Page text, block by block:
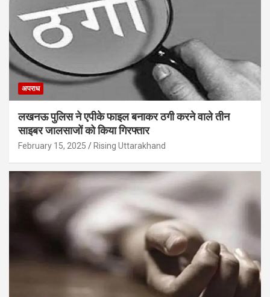
अपराध
लखनऊ पुलिस ने एपीके फाइल बनाकर ठगी करने वाले तीन
साइबर जालसाजों को किया गिरफ्तार
February 15, 2025 Rising Uttarakhand